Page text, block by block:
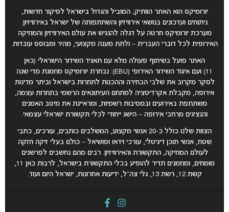
יורומיקס הוא האתר הוותיק, המוביל והגדול בישראל לסיקור חדשות,
ניתוחים ועדכונים בנושאי אירוויזיון והשתתפותה של ישראל באירוויזיון.
מערכת יורומיקס חרטה על דגלה להנגיש את עולם האירוויזיון והמוזיקה
האירופית לכל דוברי העברית – ולתת מענה מקצועי, מהיר ומבוסס עובדות.
האתר פועל בשיתוף פעולה מלא עם תאגיד השידור הישראלי (כאן
11) ועם איגוד השידור האירופי (EBU): נבחרת יורומיקס מוזמנת מדי שנה
לסקר מקרוב את שלבי הבחירה וההכנות לתחרות בישראל וביתר מדינות
אירופה, מקבלת אקרדיטציה למתחם העיתונאים הרשמי בתחרות עצמה,
משתתפת באירועים ובמסיבות רשמיות, ומראיינת את מיטב האמנים
והנציגים מרחבי אירופה – הישג ייחודי לכלי תקשורת ישראלי עצמאי.
הצוות שלנו כולל כ-20 אנשי מקצוע, המשלבים כותבים, עורכים, כתבי
שטח, אנשי תוכן דיגיטלי, עורכי וידאו וסושיאל – כולם בעלי זיקה חזקה
לעולם המוזיקה, התקשורת והאירוויזיון. רבים מהם נחשבים לפרשנים
מומחים, ומוזמנים תדיר להופיע בכלי התקשורת בישראל, לרבות כאן 11,
קשת 12, רשת 13, גלי צה”ל, ידיעות אחרונות, ישראל היום ועוד.